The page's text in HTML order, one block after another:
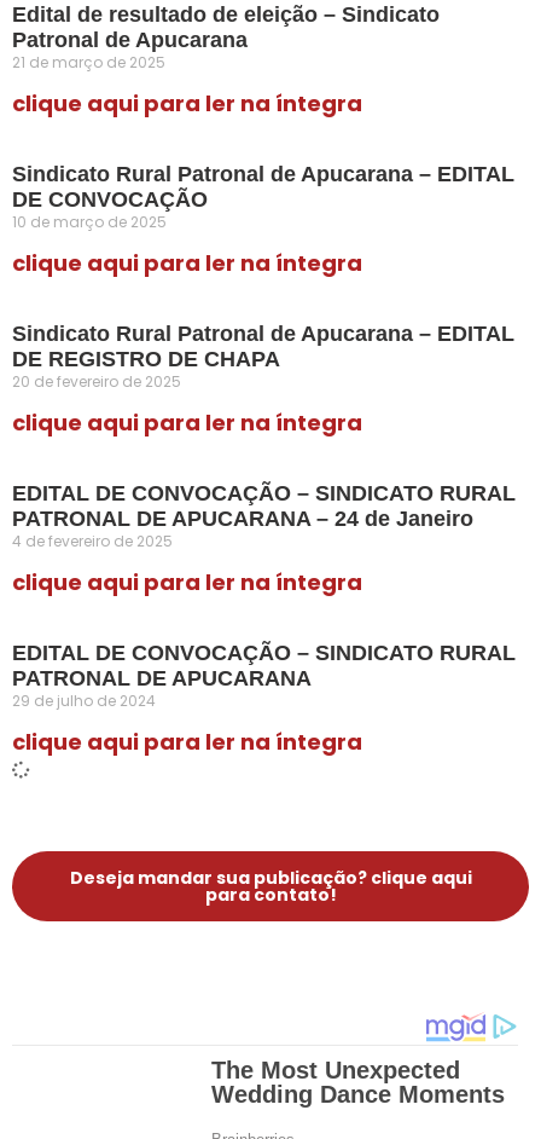
Edital de resultado de eleição – Sindicato
Patronal de Apucarana
21 de março de 2025
clique aqui para ler na íntegra
Sindicato Rural Patronal de Apucarana – EDITAL
DE CONVOCAÇÃO
10 de março de 2025
clique aqui para ler na íntegra
Sindicato Rural Patronal de Apucarana – EDITAL
DE REGISTRO DE CHAPA
20 de fevereiro de 2025
clique aqui para ler na íntegra
EDITAL DE CONVOCAÇÃO – SINDICATO RURAL
PATRONAL DE APUCARANA – 24 de Janeiro
4 de fevereiro de 2025
clique aqui para ler na íntegra
EDITAL DE CONVOCAÇÃO – SINDICATO RURAL
PATRONAL DE APUCARANA
29 de julho de 2024
clique aqui para ler na íntegra
Deseja mandar sua publicação? clique aqui
para contato!